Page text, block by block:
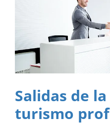
Salidas de
turismo